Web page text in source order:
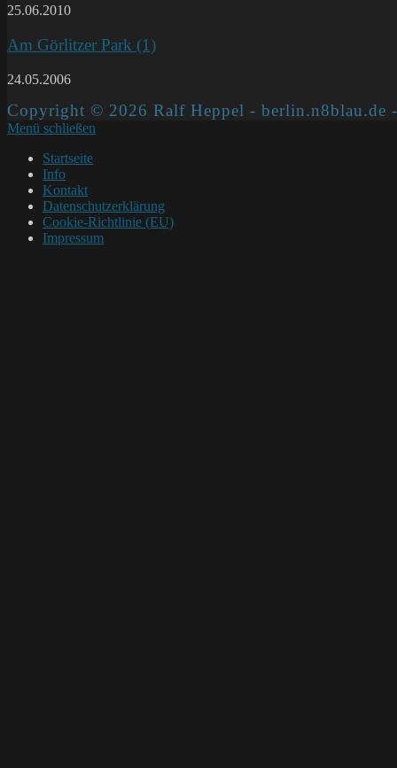
25.06.2010
Am Görlitzer Park (1)
24.05.2006
Copyright © 2026 Ralf Heppel - berlin.n8blau.de
Menü schließen
Startseite
Info
Kontakt
Datenschutzerklärung
Cookie-Richtlinie (EU)
Impressum